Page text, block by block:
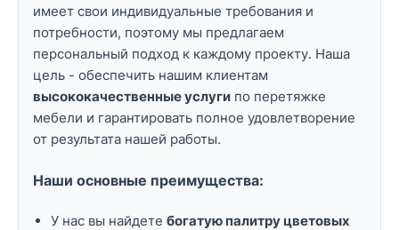
имеет свои индивидуальные требования и
потребности, поэтому мы предлагаем
персональный подход к каждому проекту. Наша
цель - обеспечить нашим клиентам
высококачественные услуги по перетяжке
мебели и гарантировать полное удовлетворение
от результата нашей работы.
Наши основные преимущества:
У нас вы найдете богатую палитру цветовых